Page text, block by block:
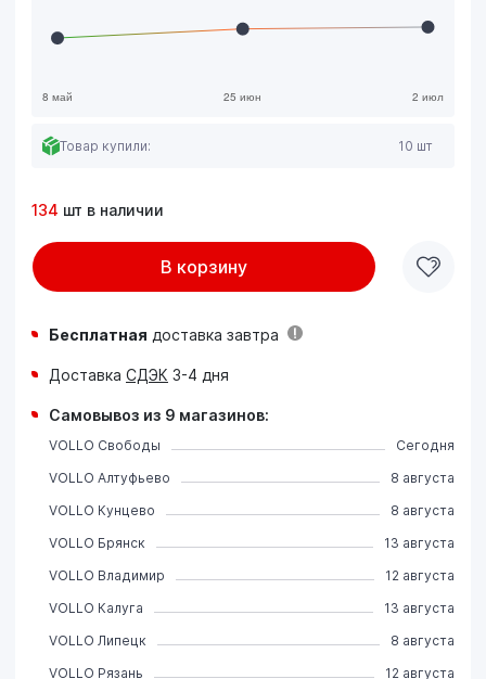
Товар купили: 10 шт
134 шт в наличии
В корзину
Бесплатная доставка завтра
Доставка СДЭК 3-4 дня
Самовывоз из 9 магазинов:
VOLLO Свободы
Сегодня
VOLLO Алтуфьево
8 августа
VOLLO Кунцево
8 августа
VOLLO Брянск
13 августа
VOLLO Владимир
12 августа
VOLLO Калуга
13 августа
VOLLO Липецк
8 августа
VOLLO Рязань
12 августа